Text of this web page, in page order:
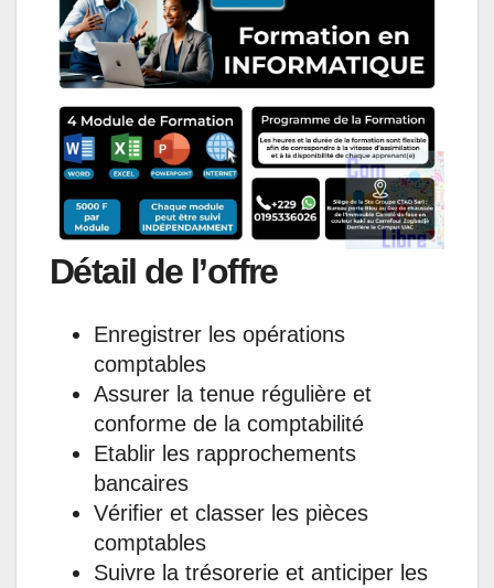
s
A
p
p
b
o
o
k
e
d
I
n
e
n
g
e
r
g
r
a
m
l
Détail de l’offre
Enregistrer les opérations
comptables
Assurer la tenue régulière et
conforme de la comptabilité
Etablir les rapprochements
bancaires
Vérifier et classer les pièces
comptables
Suivre la trésorerie et anticiper les